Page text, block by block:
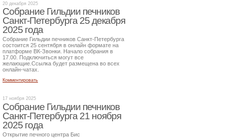
20 декабря 2025
Собрание Гильдии печников
Санкт-Петербурга 25 декабря
2025 года
Собрание Гильдии печников Санкт-Петербурга
состоится 25 сентября в онлайн формате на
платформе ВК-Звонки. Начало собрания в
17.00. Подключиться могут все
желающие.Ссылка будет размещена во всех
онлайн-чатах.
Комментировать
17 ноября 2025
Собрание Гильдии печников
Санкт-Петербурга 21 ноября
2025 года
Открытие печного центра Бис